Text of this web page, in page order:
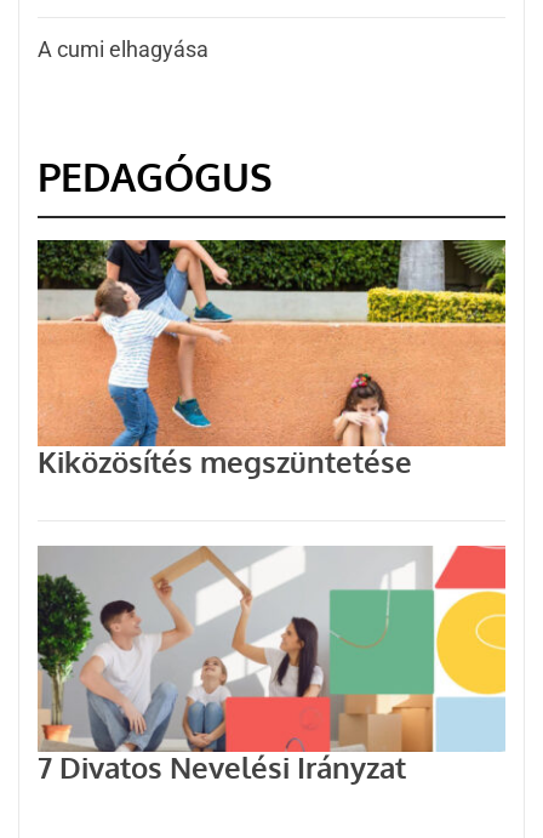
A cumi elhagyása
PEDAGÓGUS
Kiközösítés megszüntetése
7 Divatos Nevelési Irányzat